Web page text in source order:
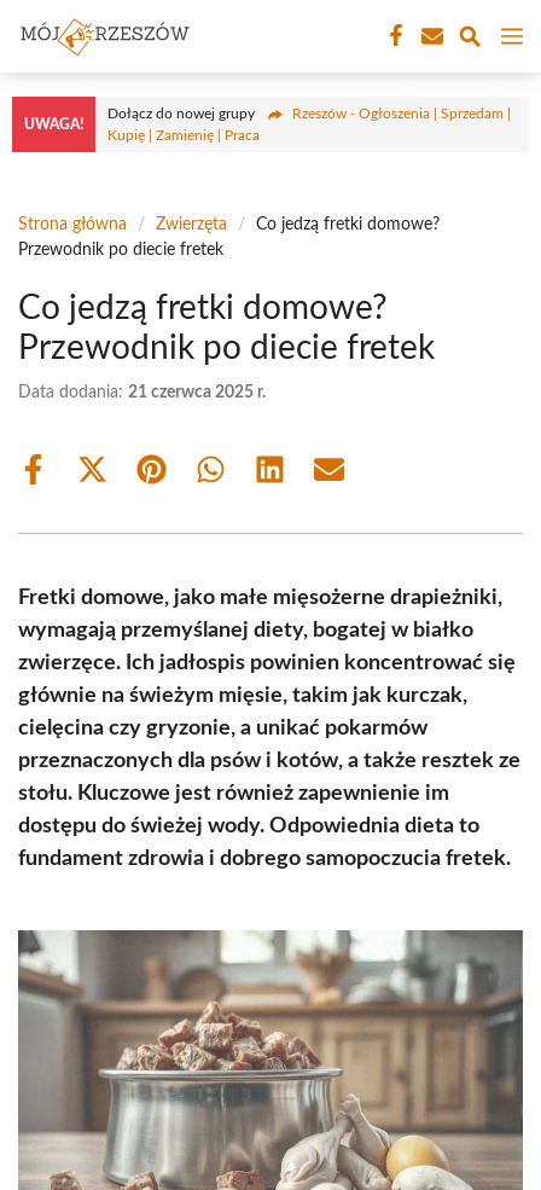
treści
UWAGA!
Dołącz do nowej grupy
Rzeszów - Ogłoszenia | Sprzedam |
Kupię | Zamienię | Praca
Strona główna / Zwierzęta /
Co jedzą fretki domowe?
Przewodnik po diecie fretek
Co jedzą fretki domowe?
Przewodnik po diecie fretek
Data dodania: 21 czerwca 2025 r.
Share
Share
(Twitter)
Share Share Share Share
Fretki domowe, jako małe mięsożerne drapieżniki,
wymagają przemyślanej diety, bogatej w białko
zwierzęce. Ich jadłospis powinien koncentrować się
głównie na świeżym mięsie, takim jak kurczak,
cielęcina czy gryzonie, a unikać pokarmów
przeznaczonych dla psów i kotów, a także resztek ze
stołu. Kluczowe jest również zapewnienie im
dostępu do świeżej wody. Odpowiednia dieta to
fundament zdrowia i dobrego samopoczucia fretek.